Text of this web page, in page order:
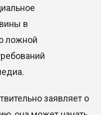
в
ложной
заявляет о